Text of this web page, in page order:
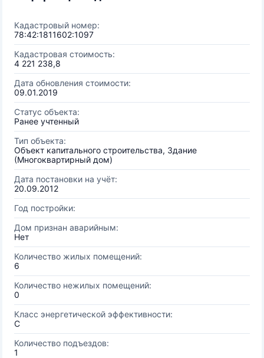
Кадастровый номер:
78:42:1811602:1097
Кадастровая стоимость:
4 221 238,8
Дата обновления стоимости:
09.01.2019
Статус объекта:
Ранее учтенный
Тип объекта:
Объект капитального строительства, Здание
(Многоквартирный дом)
Дата постановки на учёт:
20.09.2012
Год постройки:
Дом признан аварийным:
Нет
Количество жилых помещений:
6
Количество нежилых помещений:
0
Класс энергетической эффективности:
C
Количество подъездов:
1